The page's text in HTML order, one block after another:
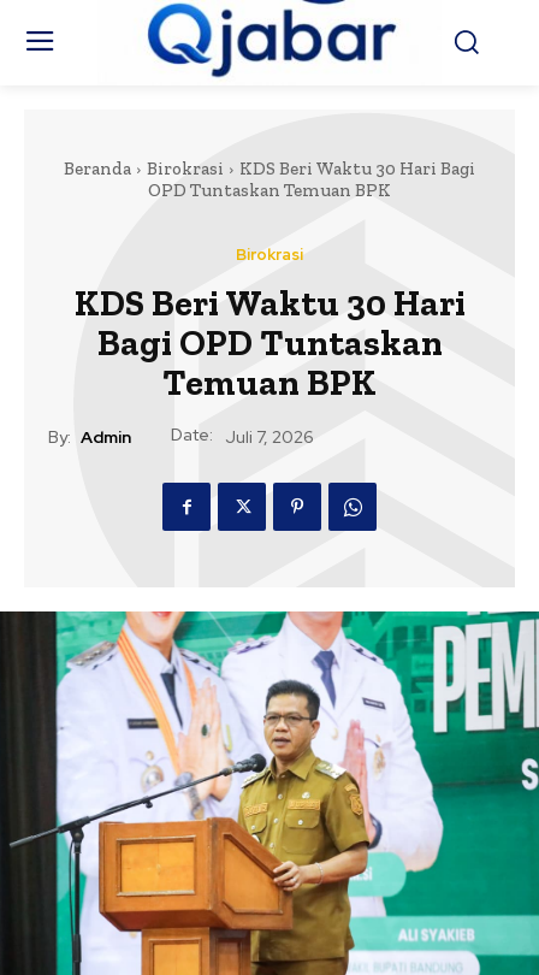
Beranda Birokrasi
KDS Beri Waktu 30 Hari Bagi
OPD Tuntaskan Temuan BPK
Birokrasi
KDS Beri Waktu 30 Hari
Bagi OPD Tuntaskan
Temuan BPK
By: Admin Date: Juli 7, 2026